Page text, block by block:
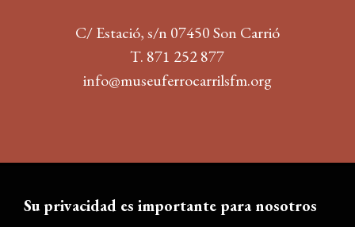
C/ Estació, s/n 07450 Son Carrió
T. 871 252 877
info@museuferrocarrilsfm.org
Su privacidad es importante para nosotros